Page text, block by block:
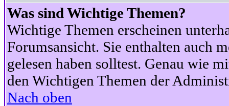
Was sind Wichtige Themen?
Wichtige Themen erscheinen
Forumsansicht. Sie enthalten auch
gelesen haben solltest. Genau wie
den Wichtigen Themen der
Nach oben